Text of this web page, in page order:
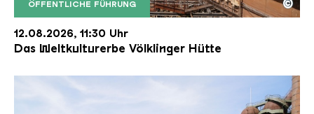
ÖFFENTLICHE FÜHRUNG
Der Erzschrägaufzug der Völklinger Hütte mit
Copyright: Weltkulturerbe Völklinger Hütte | Karl
©
12.08.2026, 11:30 Uhr
Das Weltkulturerbe Völklinger Hütte